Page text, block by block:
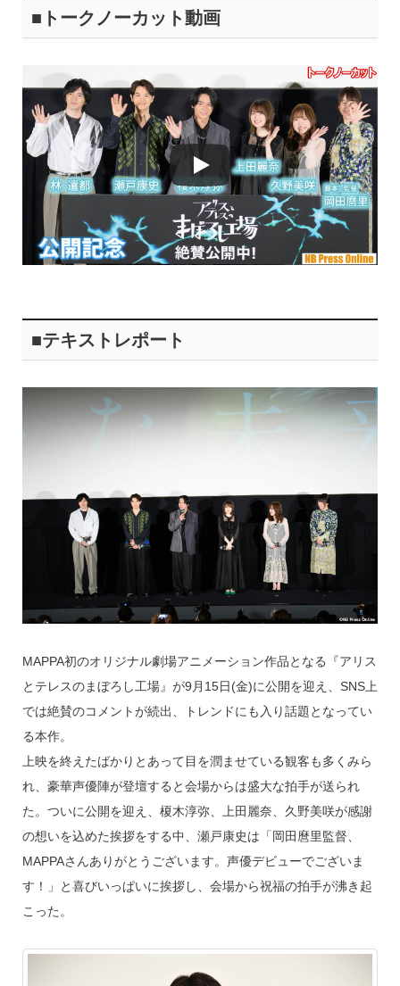
■トークノーカット動画
■テキストレポート
MAPPA初のオリジナル劇場アニメーション作品となる『アリス
とテレスのまぼろし工場』が9月15日(金)に公開を迎え、SNS上
では絶賛のコメントが続出、トレンドにも入り話題となってい
る本作。
上映を終えたばかりとあって目を潤ませている観客も多くみら
れ、豪華声優陣が登壇すると会場からは盛大な拍手が送られ
た。ついに公開を迎え、榎木淳弥、上田麗奈、久野美咲が感謝
の想いを込めた挨拶をする中、瀬戸康史は「岡田麿里監督、
MAPPAさんありがとうございます。声優デビューでございま
す！」と喜びいっぱいに挨拶し、会場から祝福の拍手が沸き起
こった。